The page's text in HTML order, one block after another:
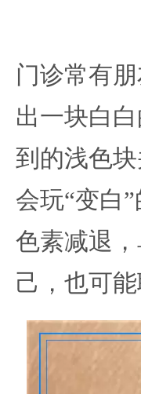
门诊常有
出一块白
到的浅色
会玩“变白
色素减退
己，也可